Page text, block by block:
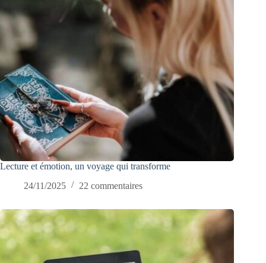
Lecture et émotion, un voyage qui transforme
24/11/2025
22 commentaires